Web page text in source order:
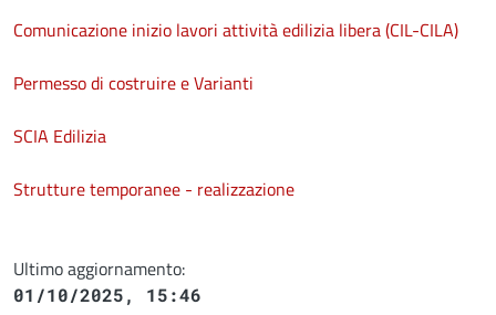
Comunicazione inizio lavori attività edilizia libera (CIL-CILA)
Permesso di costruire e Varianti
SCIA Edilizia
Strutture temporanee - realizzazione
Ultimo aggiornamento:
01/10/2025, 15:46